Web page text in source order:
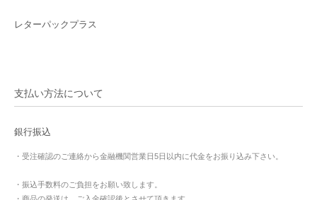
レターパックプラス
支払い方法について
銀行振込
・受注確認のご連絡から金融機関営業日5日以内に代金をお振り込み下さい。
・振込手数料のご負担をお願い致します。